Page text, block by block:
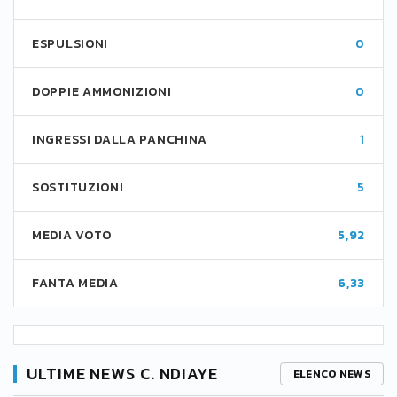
ESPULSIONI 0
DOPPIE AMMONIZIONI 0
INGRESSI DALLA PANCHINA 1
SOSTITUZIONI 5
MEDIA VOTO 5,92
FANTA MEDIA 6,33
ULTIME NEWS C. NDIAYE ELENCO NEWS